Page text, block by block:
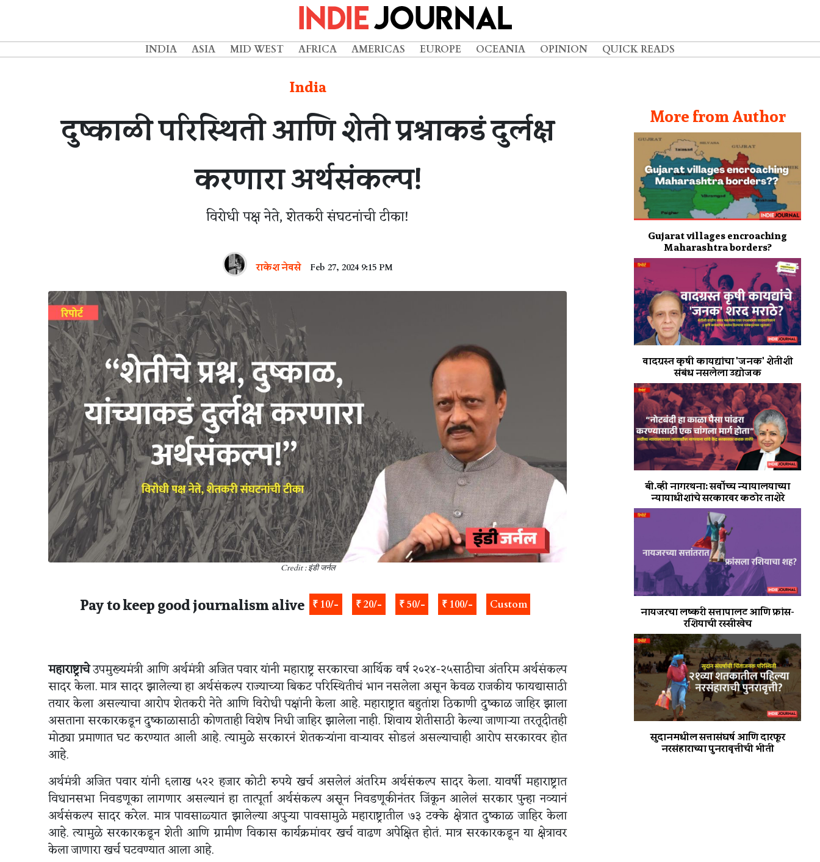
INDIA ASIA MID WEST AFRICA AMERICAS EUROPE OCEANIA OPINION QUICK READS
India
दुष्काळी परिस्थिती आणि शेती प्रश्नाकडं दुर्लक्ष
करणारा अर्थसंकल्प!
विरोधी पक्ष नेते, शेतकरी संघटनांची टीका!
राकेश नेवसे Feb 27, 2024 9:15 PM
Credit : इंडी जर्नल
Pay to keep good journalism alive ₹ 10/- ₹ 20/- ₹ 50/- ₹ 100/- Custom
महाराष्ट्राचेउपमुख्यमंत्री आणि अर्थमंत्री अजित पवार यांनी महाराष्ट्र सरकारचा आर्थिक वर्ष २०२४-२५साठीचा अंतरिम अर्थसंकल्प
सादर केला. मात्र सादर झालेल्या हा अर्थसंकल्प राज्याच्या बिकट परिस्थितीचं भान नसलेला असून केवळ राजकीय फायद्यासाठी
तयार केला असल्याचा आरोप शेतकरी नेते आणि विरोधी पक्षांनी केला आहे. महाराष्ट्रात बहुतांश ठिकाणी दुष्काळ जाहिर झाला
असताना सरकारकडून दुष्काळासाठी कोणताही विशेष निधी जाहिर झालेला नाही. शिवाय शेतीसाठी केल्या जाणाऱ्या तरतूदीतही
मोठ्या प्रमाणात घट करण्यात आली आहे. त्यामुळे सरकारनं शेतकऱ्यांना वाऱ्यावर सोडलं असल्याचाही आरोप सरकारवर होत
आहे.
अर्थमंत्री अजित पवार यांनी ६लाख ५२२ हजार कोटी रुपये खर्च असलेलं अंतरिम अर्थसंकल्प सादर केला. यावर्षी महाराष्ट्रात
विधानसभा निवडणूका लागणार असल्यानं हा तात्पूर्ता अर्थसंकल्प असून निवडणूकीनंतर जिंकून आलेलं सरकार पुन्हा नव्यानं
अर्थसंकल्प सादर करेल. मात्र पावसाळ्यात झालेल्या अपुऱ्या पावसामुळे महाराष्ट्रातील ७३ टक्के क्षेत्रात दुष्काळ जाहिर केला
आहे. त्यामुळे सरकारकडून शेती आणि ग्रामीण विकास कार्यक्रमांवर खर्च वाढण अपेक्षित होतं. मात्र सरकारकडून या क्षेत्रावर
केला जाणारा खर्च घटवण्यात आला आहे.
More from Author
Gujarat villages encroaching
Maharashtra borders?
वादग्रस्त कृषी कायद्यांचा 'जनक' शेतीशी
संबंध नसलेला उद्योजक
बी.व्ही नागरथना: सर्वोच्च न्यायालयाच्या
न्यायाधीशांचे सरकारवर कठोर ताशेरे
नायजरचा लष्करी सत्तापालट आणि फ्रांस-
रशियाची रस्सीखेच
सुदानमधील सत्तासंघर्ष आणि दारफूर
नरसंहाराच्या पुनरावृत्तीची भीती